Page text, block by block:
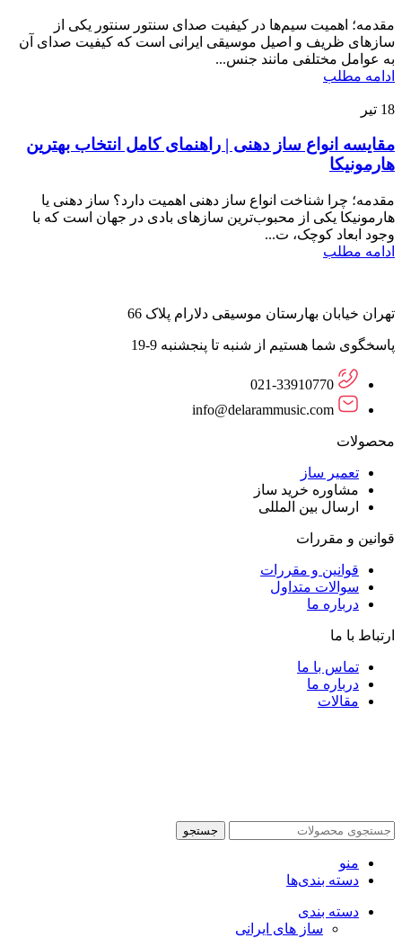
مقدمه؛ اهمیت سیم‌ها در کیفیت صدای سنتور سنتور یکی از
سازهای ظریف و اصیل موسیقی ایرانی است که کیفیت صدای آن
به عوامل مختلفی مانند جنس...
ادامه مطلب
18 تیر
مقایسه انواع ساز دهنی | راهنمای کامل انتخاب بهترین
هارمونیکا
مقدمه؛ چرا شناخت انواع ساز دهنی اهمیت دارد؟ ساز دهنی یا
هارمونیکا یکی از محبوب‌ترین سازهای بادی در جهان است که با
وجود ابعاد کوچک، ت...
ادامه مطلب
تهران خیابان بهارستان موسیقی دلارام پلاک 66
پاسخگوی شما هستیم از شنبه تا پنجشنبه 9-19
021-33910770
info@delarammusic.com
محصولات
تعمیر ساز
مشاوره خرید ساز
ارسال بین المللی
قوانین و مقررات
قوانین و مقررات
سوالات متداول
درباره ما
ارتباط با ما
تماس با ما
درباره ما
مقالات
جستجو
منو
دسته بندی‌ها
دسته بندی
ساز های ایرانی